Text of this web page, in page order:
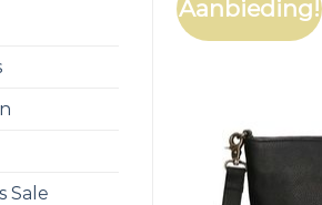
Sale
Aanbieding!